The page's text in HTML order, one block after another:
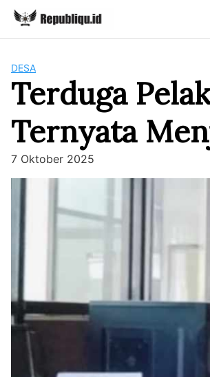
Skip
content
DESA
Terduga
Ternyata
7 Oktober 2025